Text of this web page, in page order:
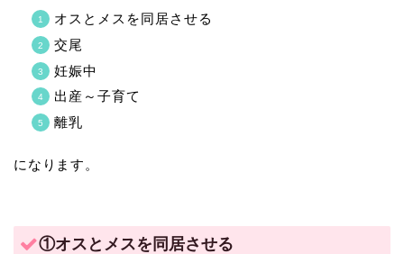
オスとメスを同居させる
交尾
妊娠中
出産～子育て
離乳
になります。
①オスとメスを同居させる